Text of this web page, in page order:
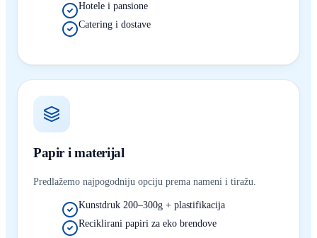
Hotele i pansione
Catering i dostave
Papir i materijal
Predlažemo najpogodniju opciju prema nameni i tiražu.
Kunstdruk 200–300g + plastifikacija
Reciklirani papiri za eko brendove